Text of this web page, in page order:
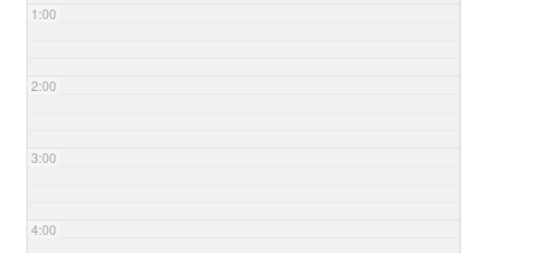
1:00
2:00
3:00
4:00